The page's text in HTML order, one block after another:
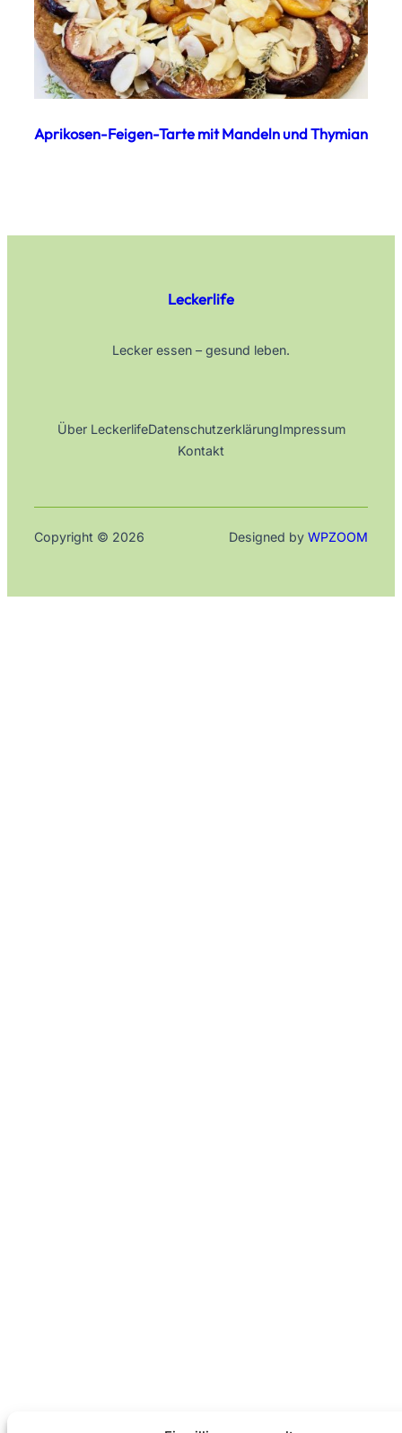
Aprikosen-Feigen-Tarte mit Mandeln und Thymian
Leckerlife
Lecker essen – gesund leben.
Über LeckerlifeDatenschutzerklärungImpressum
Kontakt
Copyright © 2026 Designed by WPZOOM